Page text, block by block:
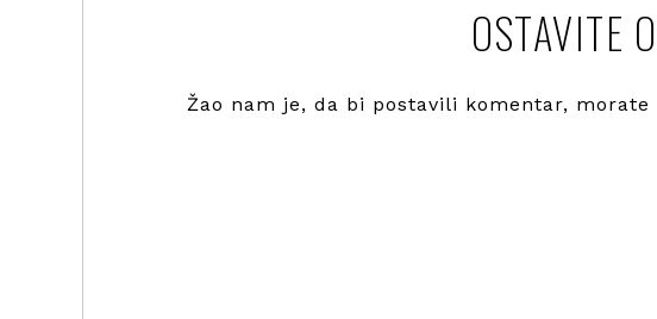
OSTAVITE
Žao nam je, da bi postavili komentar, morate